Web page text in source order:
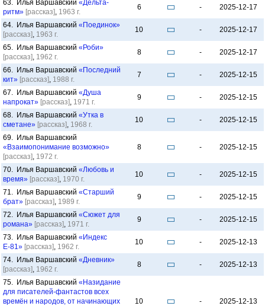
63. Илья Варшавский «Дельта-
ритм» [рассказ], 1963 г.
6 - 2025-12-17
64. Илья Варшавский «Поединок»
[рассказ], 1963 г.
10 - 2025-12-17
65. Илья Варшавский «Роби»
[рассказ], 1962 г.
8 - 2025-12-17
66. Илья Варшавский «Последний
кит» [рассказ], 1988 г.
7 - 2025-12-15
67. Илья Варшавский «Душа
напрокат» [рассказ], 1971 г.
9 - 2025-12-15
68. Илья Варшавский «Утка в
сметане» [рассказ], 1968 г.
10 - 2025-12-15
69. Илья Варшавский
«Взаимопонимание возможно»
[рассказ], 1972 г.
8 - 2025-12-15
70. Илья Варшавский «Любовь и
время» [рассказ], 1970 г.
10 - 2025-12-15
71. Илья Варшавский «Старший
брат» [рассказ], 1989 г.
9 - 2025-12-15
72. Илья Варшавский «Сюжет для
романа» [рассказ], 1971 г.
9 - 2025-12-15
73. Илья Варшавский «Индекс
Е-81» [рассказ], 1962 г.
10 - 2025-12-13
74. Илья Варшавский «Дневник»
[рассказ], 1962 г.
8 - 2025-12-13
75. Илья Варшавский «Назидание
для писателей-фантастов всех
времён и народов, от начинающих
10 - 2025-12-13